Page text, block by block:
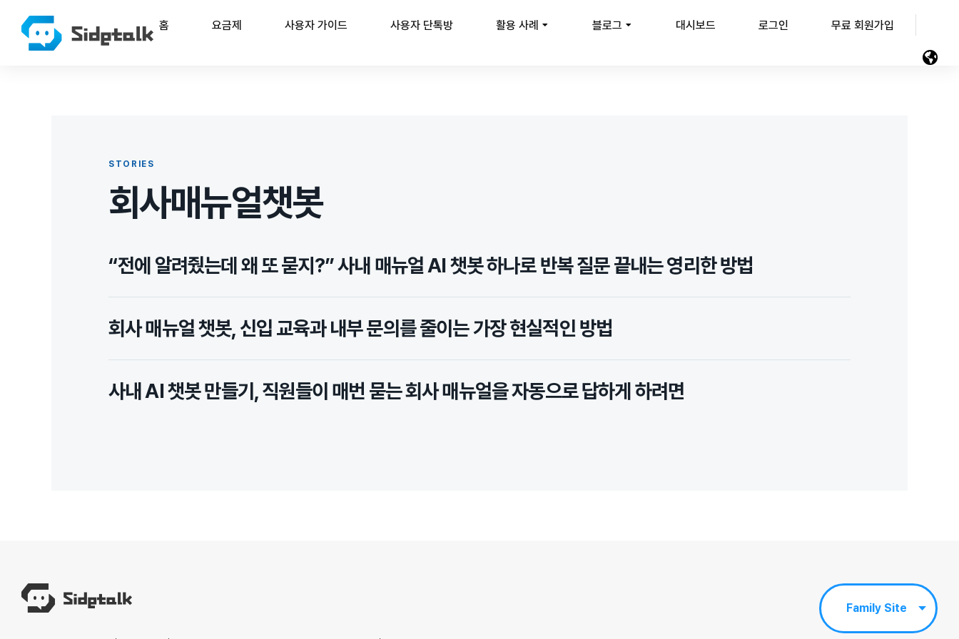
홈 요금제 사용자 가이드 사용자 단톡방 활용 사례 블로그 대시보드 로그인 무료 회원가입
STORIES
회사매뉴얼챗봇
“전에 알려줬는데 왜 또 묻지?” 사내 매뉴얼 AI 챗봇 하나로 반복 질문 끝내는 영리한 방법
회사 매뉴얼 챗봇, 신입 교육과 내부 문의를 줄이는 가장 현실적인 방법
사내 AI 챗봇 만들기, 직원들이 매번 묻는 회사 매뉴얼을 자동으로 답하게 하려면
Family Site